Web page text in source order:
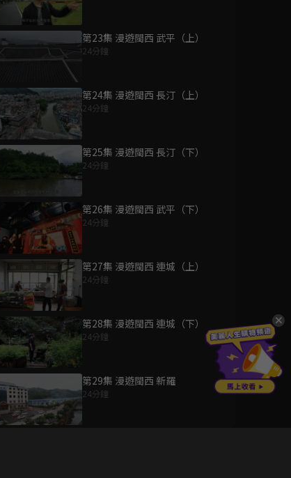
第23集 漫遊閩西 武平（上）
24分鐘
第24集 漫遊閩西 長汀（上）
24分鐘
第25集 漫遊閩西 長汀（下）
24分鐘
第26集 漫遊閩西 武平（下）
24分鐘
第27集 漫遊閩西 連城（上）
24分鐘
第28集 漫遊閩西 連城（下）
24分鐘
第29集 漫遊閩西 新羅
24分鐘